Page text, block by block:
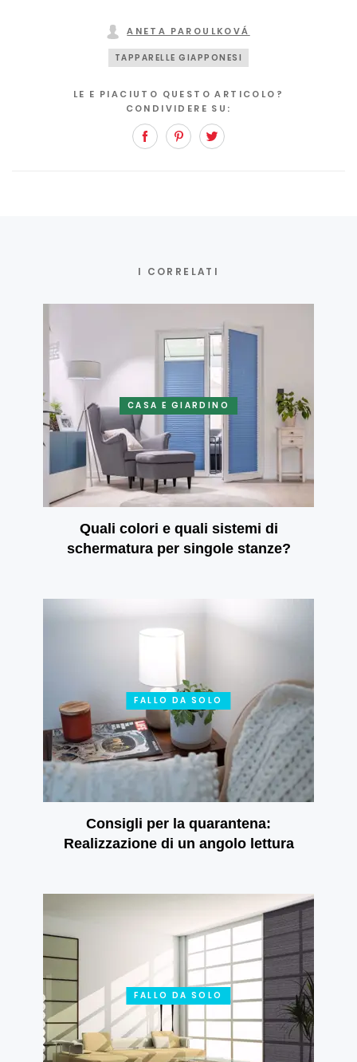
ANETA PAROULKOVÁ
TAPPARELLE GIAPPONESI
LE E PIACIUTO QUESTO ARTICOLO?
CONDIVIDERE SU:
FacebookPinterest
I CORRELATI
CASA E GIARDINO
Quali colori e quali sistemi di
schermatura per singole stanze?
FALLO DA SOLO
Consigli per la quarantena:
Realizzazione di un angolo lettura
FALLO DA SOLO